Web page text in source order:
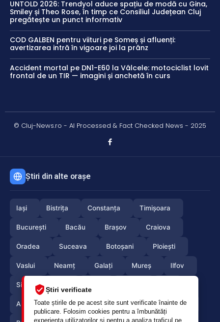
Știri verificate
Toate știrile de pe acest site sunt verificate înainte de
publicare. Folosim cookies pentru a îmbunătăți
experiența utilizatorilor și pentru a analiza traficul pe
UNTOLD 2026: Trendyol aduce spațiu de modă cu Gina,
Smiley și Theo Rose, în timp ce Consiliul Județean Cluj
pregătește un punct informativ
COD GALBEN pentru viituri pe Someș și afluenți:
avertizarea intră în vigoare joi la prânz
Accident mortal pe DN1-E60 la Vâlcele: motociclist lovit
frontal de un TIR — imagini și anchetă în curs
© Cluj-News.ro - AI Processed & Fact Checked News - 2025
Știri din alte orașe
Iași Bistrița Constanța Timișoara
București Bacău Brașov Craiova
Oradea Suceava Botoșani Ploiești
Vaslui Neamț Galați Mureș Ilfov
Sibiu
Arges Maramures Vrancea Satumare